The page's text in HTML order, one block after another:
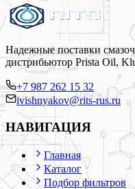
Надежные поставки
дистрибьютор Prista Oil,
+7 987 262 15 32
ivishnyakov@rits-rus.ru
НАВИГАЦИЯ
Главная
Каталог
Подбор фильтров